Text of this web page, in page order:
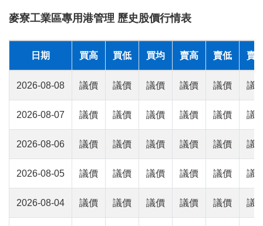
麥寮工業區專用港管理 歷史股價行情表
日期 買高 買低 買均 賣高 賣低 賣
2026-08-08 議價 議價 議價 議價 議價 議
2026-08-07 議價 議價 議價 議價 議價 議
2026-08-06 議價 議價 議價 議價 議價 議
2026-08-05 議價 議價 議價 議價 議價 議
2026-08-04 議價 議價 議價 議價 議價 議